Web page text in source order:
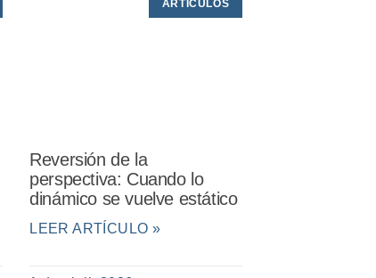
ARTÍCULOS
Reversión de la
perspectiva: Cuando lo
dinámico se vuelve estático
LEER ARTÍCULO »